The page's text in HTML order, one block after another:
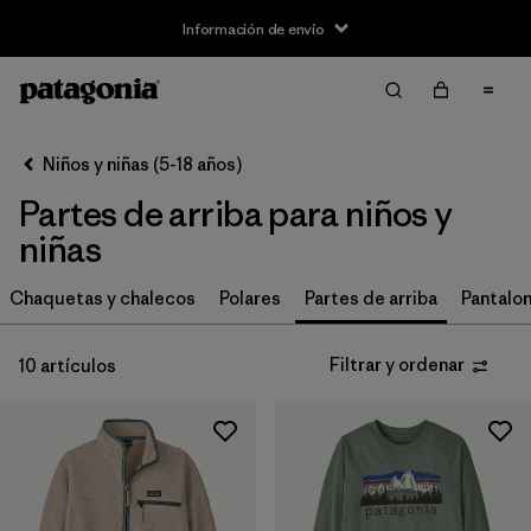
Información de envío
Filtrar y ordenar
Filtrar por
Size
XS
XXL
Niños y niñas (5-18 años)
Partes de arriba para niños y
niñas
Chaquetas y chalecos Polares Partes de arriba
10 artículos Filtrar y ordenar